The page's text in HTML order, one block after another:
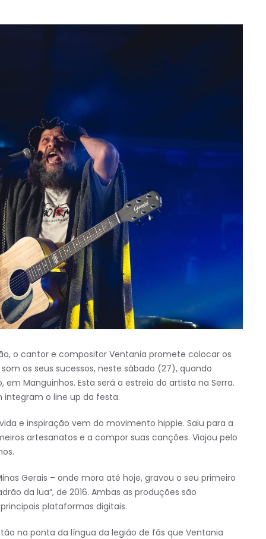
o cantor e compositor Ventania promete colocar os
os seus sucessos, neste sábado (27), quando
em Manguinhos. Esta será a estreia do artista na Serra.
integram o line up da festa.
e inspiração vem do movimento hippie. Saiu para a
artesanatos e a compor suas canções. Viajou pelo
Gerais – onde mora até hoje, gravou o seu primeiro
da lua”, de 2016. Ambas as produções são
plataformas digitais.
na ponta da língua da legião de fãs que Ventania